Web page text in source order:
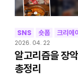
SNS 숏폼 크리에
2026. 04. 22
알고리즘을 장
총정리